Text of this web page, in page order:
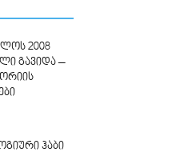
2008
გავიდა –
ჰაბი